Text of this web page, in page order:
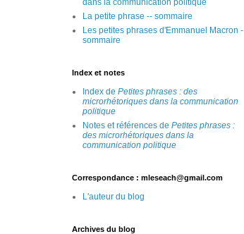
dans la communication politique
La petite phrase -- sommaire
Les petites phrases d'Emmanuel Macron -
sommaire
Index et notes
Index de Petites phrases : des
microrhétoriques dans la communication
politique
Notes et références de Petites phrases :
des microrhétoriques dans la
communication politique
Correspondance : mleseach@gmail.com
L'auteur du blog
Archives du blog